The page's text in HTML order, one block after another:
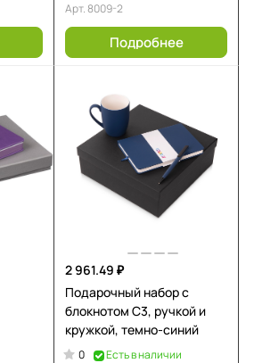
Арт.8009-2
Подробнее
2 961.49 ₽
Подарочный набор c
блокнотом C3, ручкой и
кружкой, темно-синий
0
Есть в наличии